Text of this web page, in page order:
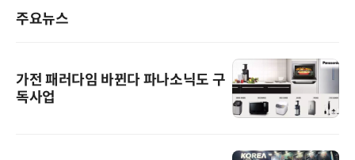
주요뉴스
가전 패러다임 바뀐다 파나소닉도 구
독사업